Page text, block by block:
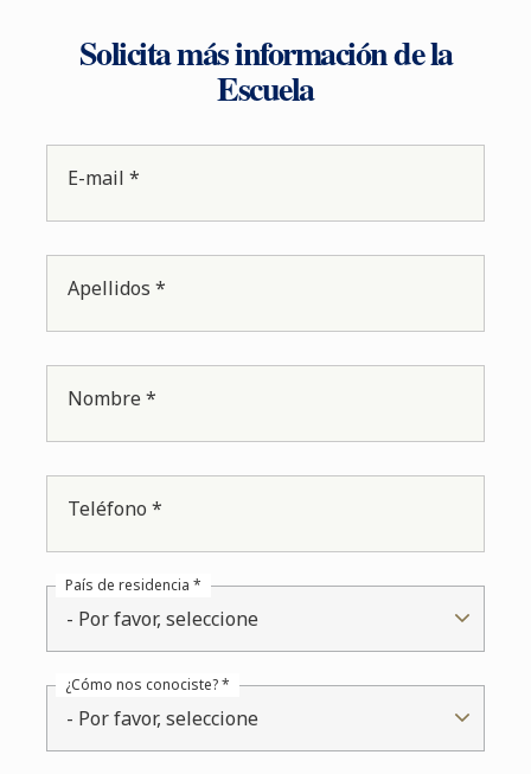
Solicita más información de la
Escuela
E-mail *
Apellidos *
Nombre *
Teléfono *
- Por favor, seleccione
País de residencia *
- Por favor, seleccione
¿Cómo nos conociste? *